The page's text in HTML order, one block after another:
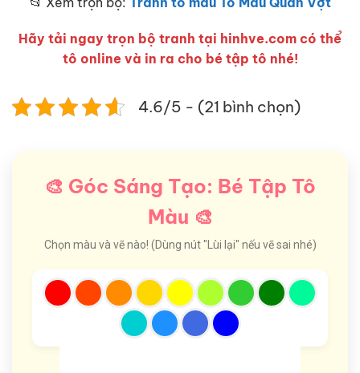
Hãy tải ngay trọn bộ tranh tại hinhve.com có thể
tô online và in ra cho bé tập tô nhé!
4.6/5 - (21 bình chọn)
🎨 Góc Sáng Tạo: Bé Tập Tô
Màu 🎨
Chọn màu và vẽ nào! (Dùng nút "Lùi lại" nếu vẽ sai nhé)